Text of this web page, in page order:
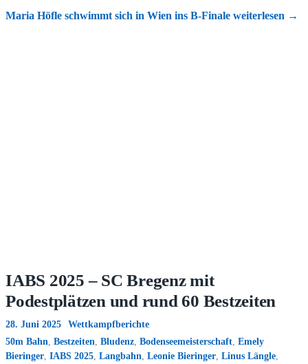
Maria Höfle schwimmt sich in Wien ins B-Finale weiterlesen →
IABS 2025 – SC Bregenz mit
Podestplätzen und rund 60 Bestzeiten
28. Juni 2025
Wettkampfberichte
50m Bahn Bestzeiten Bludenz Bodenseemeisterschaft Emely
Bieringer IABS 2025 Langbahn Leonie Bieringer Linus Längle